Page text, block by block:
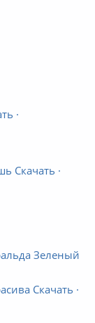
·
Скачать ·
Зеленый
Скачать ·